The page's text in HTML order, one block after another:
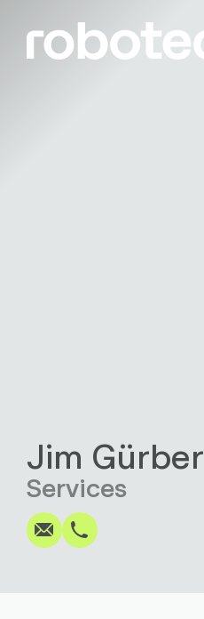
Jim Gürber
Services
Écrire Copier
Appel Copier